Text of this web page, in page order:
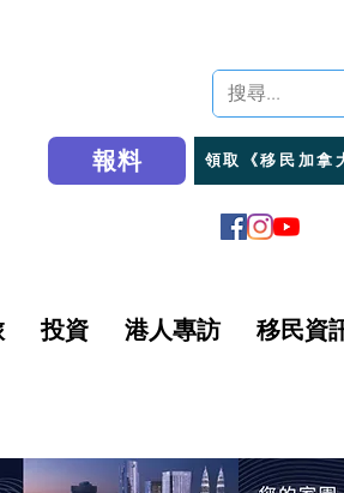
報料 領取《移民加拿
投資 港人專訪 移民資